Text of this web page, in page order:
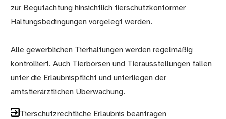
zur Begutachtung hinsichtlich tierschutzkonformer
Haltungsbedingungen vorgelegt werden.
Alle gewerblichen Tierhaltungen werden regelmäßig
kontrolliert. Auch Tierbörsen und Tierausstellungen fallen
unter die Erlaubnispflicht und unterliegen der
amtstierärztlichen Überwachung.
Tierschutzrechtliche Erlaubnis beantragen